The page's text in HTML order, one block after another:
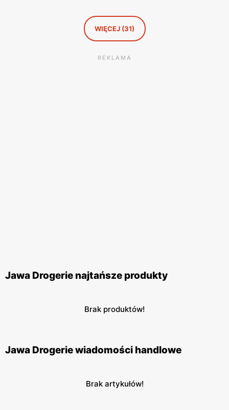
WIĘCEJ (31)
REKLAMA
Jawa Drogerie najtańsze produkty
Brak produktów!
Jawa Drogerie wiadomości handlowe
Brak artykułów!